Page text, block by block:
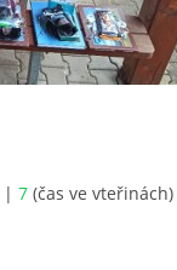
| 7 (čas ve vteřinách)